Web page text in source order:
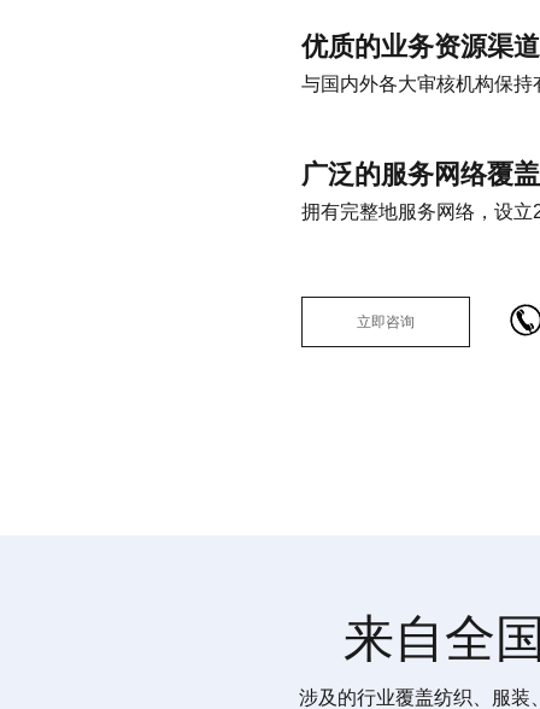
优质的业务资源渠道
与国内外各大审核机构保
广泛的服务网络覆盖
拥有完整地服务网络，设
立即咨询
来自全
涉及的行业覆盖纺织、服装